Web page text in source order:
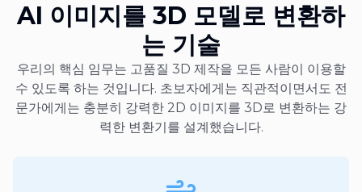
AI 이미지를 3D 모델로 변환하
는 기술
우리의 핵심 임무는 고품질 3D 제작을 모든 사람이 이용할
수 있도록 하는 것입니다. 초보자에게는 직관적이면서도 전
문가에게는 충분히 강력한 2D 이미지를 3D로 변환하는 강
력한 변환기를 설계했습니다.